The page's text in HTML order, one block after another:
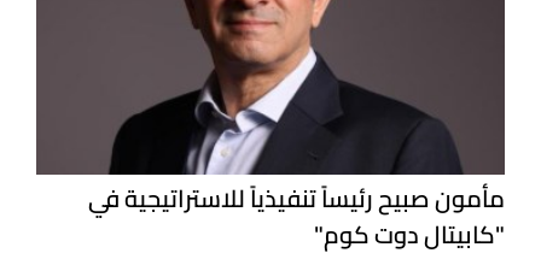
مأمون صبيح رئيساً تنفيذياً للاستراتيجية في
"كابيتال دوت كوم"